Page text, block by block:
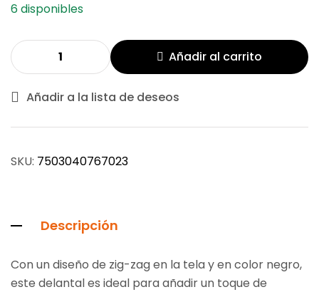
6 disponibles
Añadir al carrito
Añadir a la lista de deseos
SKU: 7503040767023
Descripción
Con un diseño de zig-zag en la tela y en color negro,
este delantal es ideal para añadir un toque de